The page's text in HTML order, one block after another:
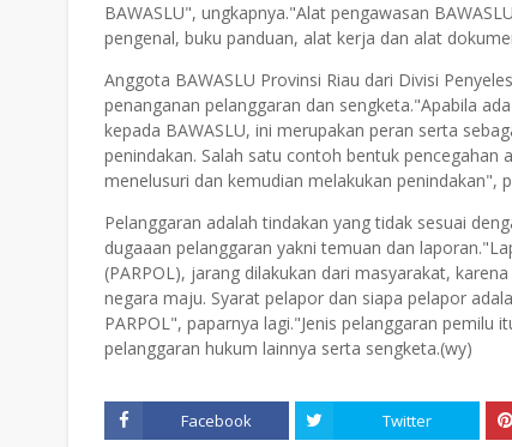
BAWASLU", ungkapnya."Alat pengawasan
pengenal, buku panduan, alat kerja dan alat
Anggota BAWASLU Provinsi Riau dari Divisi
penanganan pelanggaran dan sengketa."Apabila
kepada BAWASLU, ini merupakan peran serta
penindakan. Salah satu contoh bentuk pencegahan
menelusuri dan kemudian melakukan penindakan",
Pelanggaran adalah tindakan yang tidak sesuai
dugaaan pelanggaran yakni temuan dan
(PARPOL), jarang dilakukan dari masyarakat,
negara maju. Syarat pelapor dan siapa pelapor
PARPOL", paparnya lagi."Jenis pelanggaran
pelanggaran hukum lainnya serta sengketa.(wy)
Facebook Twitter